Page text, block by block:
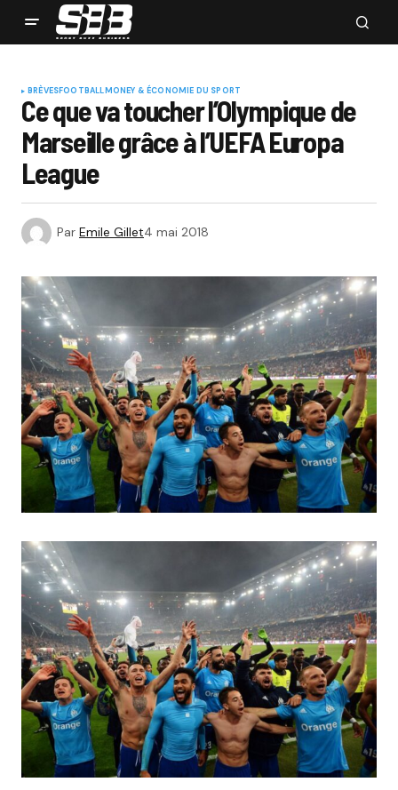
BRÈVESFOOTBALLMONEY & ÉCONOMIE DU SPORT
Ce que va toucher l’Olympique de
Marseille grâce à l’UEFA Europa
League
Par Emile Gillet4 mai 2018